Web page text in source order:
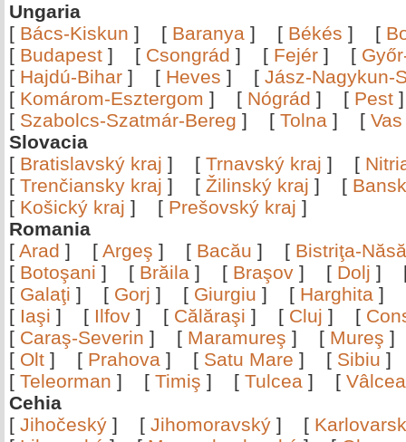
Ungaria
[ Bács-Kiskun ] [ Baranya ] [ Békés ] [
[ Budapest ] [ Csongrád ] [ Fejér ] [
[ Hajdú-Bihar ] [ Heves ] [ Jász-Nagykun-
[ Komárom-Esztergom ] [ Nógrád ] [ Pest
[ Szabolcs-Szatmár-Bereg ] [ Tolna ] [ Vas
Slovacia
[ Bratislavský kraj ] [ Trnavský kraj ] [
[ Trenčiansky kraj ] [ Žilinský kraj ] [
[ Košický kraj ] [ Prešovský kraj ]
Romania
[ Arad ] [ Argeş ] [ Bacău ] [ Bistriţa-
[ Botoşani ] [ Brăila ] [ Braşov ] [ Dolj ]
[ Galaţi ] [ Gorj ] [ Giurgiu ] [ Harghita ]
[ Iaşi ] [ Ilfov ] [ Călăraşi ] [ Cluj ] [
[ Caraş-Severin ] [ Maramureş ] [ Mureş
[ Olt ] [ Prahova ] [ Satu Mare ] [ Sibiu
[ Teleorman ] [ Timiş ] [ Tulcea ] [
Cehia
[ Jihočeský ] [ Jihomoravský ] [